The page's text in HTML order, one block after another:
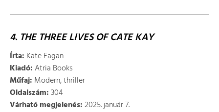
4. THE THREE LIVES OF CATE KAY
Írta: Kate Fagan
Kiadó:Atria Books
Műfaj: Modern, thriller
Oldalszám:304
Várható megjelenés:2025. január 7.